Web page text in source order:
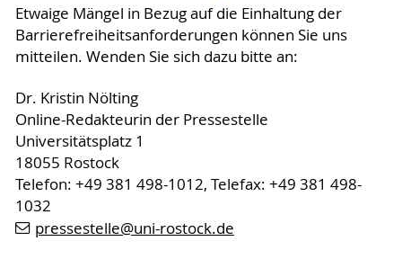
Etwaige Mängel in Bezug auf die Einhaltung der
Barrierefreiheitsanforderungen können Sie uns
mitteilen. Wenden Sie sich dazu bitte an:
Dr. Kristin Nölting
Online-Redakteurin der Pressestelle
Universitätsplatz 1
18055 Rostock
Telefon: +49 381 498-1012, Telefax: +49 381 498-
1032
pressestelle@uni-rostock.de